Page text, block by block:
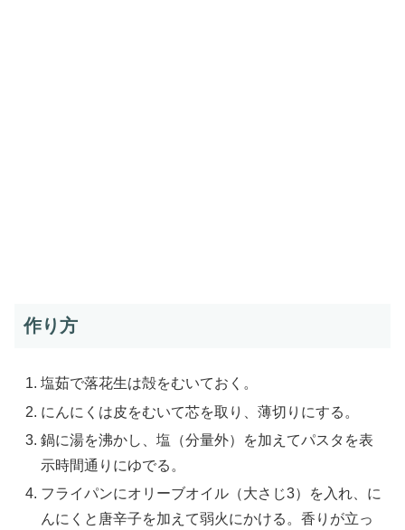
作り方
塩茹で落花生は殻をむいておく。
にんにくは皮をむいて芯を取り、薄切りにする。
鍋に湯を沸かし、塩（分量外）を加えてパスタを表
示時間通りにゆでる。
フライパンにオリーブオイル（大さじ3）を入れ、に
んにくと唐辛子を加えて弱火にかける。香りが立っ